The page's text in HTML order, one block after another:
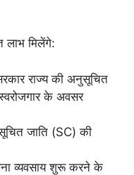
लाभ मिलेंगे:
राज्य की अनुसूचित
के अवसर
जाति (SC) की
व्यवसाय शुरू करने के